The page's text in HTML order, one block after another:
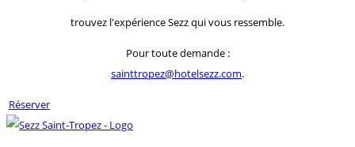
trouvez l'expérience Sezz qui vous ressemble.
Pour toute demande :
sainttropez@hotelsezz.com.
Réserver